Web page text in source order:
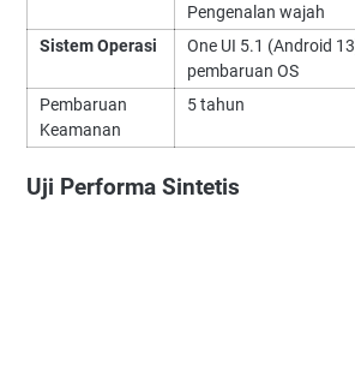
Pengenalan wajah
Sistem Operasi
One UI 5.1 (Android
pembaruan OS
Pembaruan
Keamanan
5 tahun
Uji Performa Sintetis